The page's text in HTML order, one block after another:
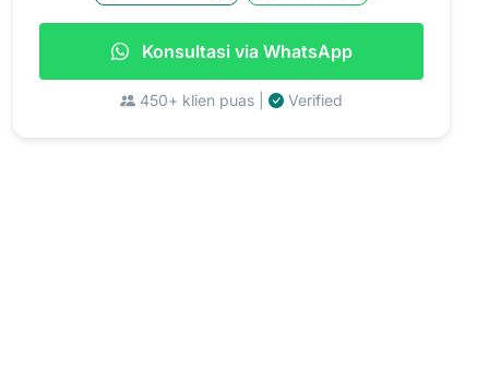
Konsultasi via WhatsApp
450+ klien puas | Verified